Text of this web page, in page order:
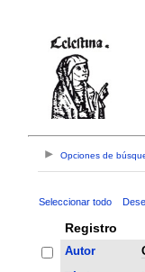
Opciones de
Seleccionar todo
Registro
Autor